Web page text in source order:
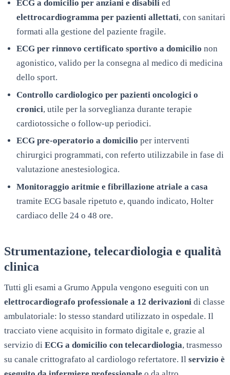
ECG a domicilio per anziani e disabili ed
elettrocardiogramma per pazienti allettati, con sanitari
formati alla gestione del paziente fragile.
ECG per rinnovo certificato sportivo a domicilio non
agonistico, valido per la consegna al medico di medicina
dello sport.
Controllo cardiologico per pazienti oncologici o
cronici, utile per la sorveglianza durante terapie
cardiotossiche o follow-up periodici.
ECG pre-operatorio a domicilio per interventi
chirurgici programmati, con referto utilizzabile in fase di
valutazione anestesiologica.
Monitoraggio aritmie e fibrillazione atriale a casa
tramite ECG basale ripetuto e, quando indicato, Holter
cardiaco delle 24 o 48 ore.
Strumentazione, telecardiologia e qualità
clinica
Tutti gli esami a Grumo Appula vengono eseguiti con un
elettrocardiografo professionale a 12 derivazioni di classe
ambulatoriale: lo stesso standard utilizzato in ospedale. Il
tracciato viene acquisito in formato digitale e, grazie al
servizio di ECG a domicilio con telecardiologia, trasmesso
su canale crittografato al cardiologo refertatore. Il servizio è